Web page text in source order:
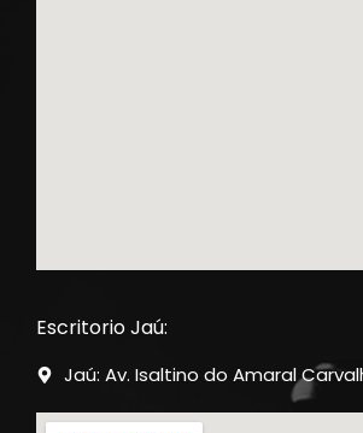
Escritorio Jaú:
Jaú: Av. Isaltino do Amaral